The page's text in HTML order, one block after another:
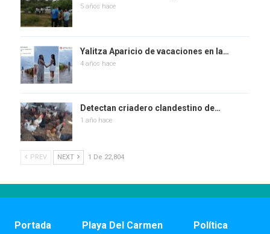
5 años hace
Yalitza Aparicio de vacaciones en la…
4 años hace
Detectan criadero clandestino de…
1 año hace
PREV NEXT 1 De 22,804
Portada Playa Del Carmen Política